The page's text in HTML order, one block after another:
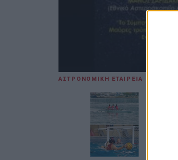
ΑΣΤΡΟΝΟΜΙΚΗ ΕΤΑΙΡΕΙΑ ΚΕΡΚΥΡΑΣ